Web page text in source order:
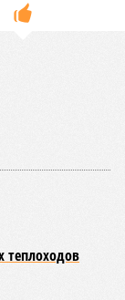
Индии,
голод и
(200 млн
от 17,4 до
ждать в
и
бедствий,
сейчас, в XXI